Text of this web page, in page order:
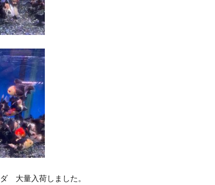
大量入荷しました。